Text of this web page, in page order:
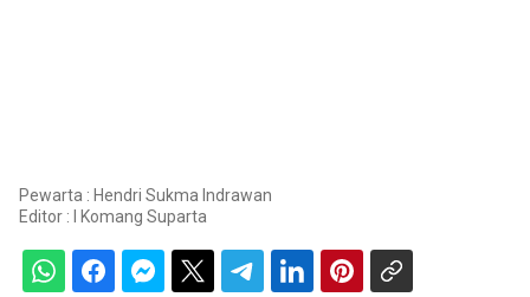
Pewarta : Hendri Sukma Indrawan
Editor :
I Komang Suparta